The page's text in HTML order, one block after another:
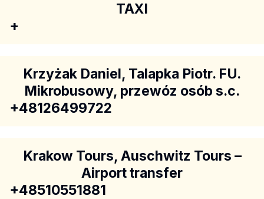
TAXI
+
Krzyżak Daniel, Talapka Piotr. FU.
Mikrobusowy, przewóz osób s.c.
+48126499722
Krakow Tours, Auschwitz Tours –
Airport transfer
+48510551881